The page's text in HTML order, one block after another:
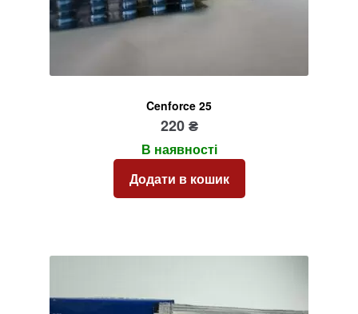
Cenforce 25
220₴
В наявності
Додати в кошик